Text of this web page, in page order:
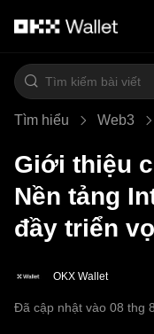
Tìm hiểu Web3
Giới thiệu
Nền tảng
đầy triển
OKX Wallet
Đã cập nhật vào 08 thg